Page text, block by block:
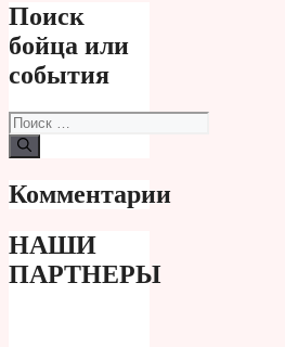
Поиск
бойца или
события
Поиск:
Комментарии
НАШИ
ПАРТНЕРЫ